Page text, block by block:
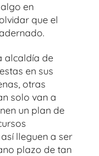
en
que el
alcaldía de
en sus
otras
solo van a
un plan de
lleguen a ser
plazo de tan